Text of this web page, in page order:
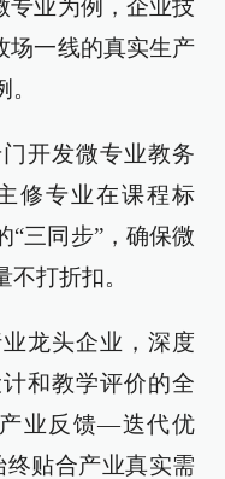
专业为例，企业技
场一线的真实生产
开发微专业教务
修专业在课程标
“三同步”，确保微
打折扣。
龙头企业，深度
和教学评价的全
业反馈—迭代优
贴合产业真实需